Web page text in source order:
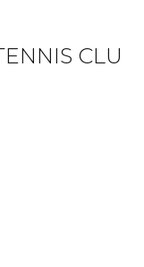
CLU